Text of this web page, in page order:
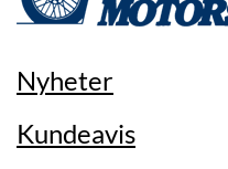
Nyheter
Kundeavis